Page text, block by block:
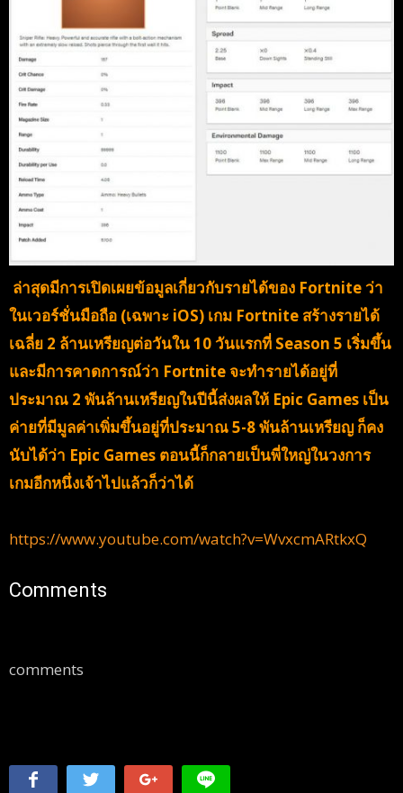
ล่าสุดมีการเปิดเผยข้อมูลเกี่ยวกับรายได้ของ Fortnite ว่า
ในเวอร์ชั่นมือถือ (เฉพาะ iOS) เกม Fortnite สร้างรายได้
เฉลี่ย 2 ล้านเหรียญต่อวันใน 10 วันแรกที่ Season 5 เริ่มขึ้น
และมีการคาดการณ์ว่า Fortnite จะทำรายได้อยู่ที่
ประมาณ 2 พันล้านเหรียญในปีนี้ส่งผลให้ Epic Games เป็น
ค่ายที่มีมูลค่าเพิ่มขึ้นอยู่ที่ประมาณ 5-8 พันล้านเหรียญ ก็คง
นับได้ว่า Epic Games ตอนนี้ก็กลายเป็นพี่ใหญ่ในวงการ
เกมอีกหนึ่งเจ้าไปแล้วก็ว่าได้
https://www.youtube.com/watch?v=WvxcmARtkxQ
Comments
comments